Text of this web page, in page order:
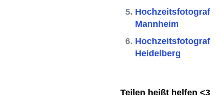
Hochzeitsfotograf
Mannheim
Hochzeitsfotograf
Heidelberg
Teilen heißt helfen <3